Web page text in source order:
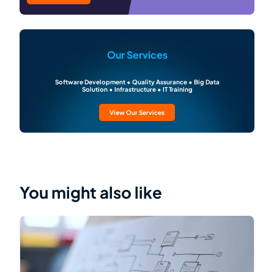
Our Services
Software Development • Quality Assurance • Big Data
Solution • Infrastructure • IT Training
View Our Services
You might also like